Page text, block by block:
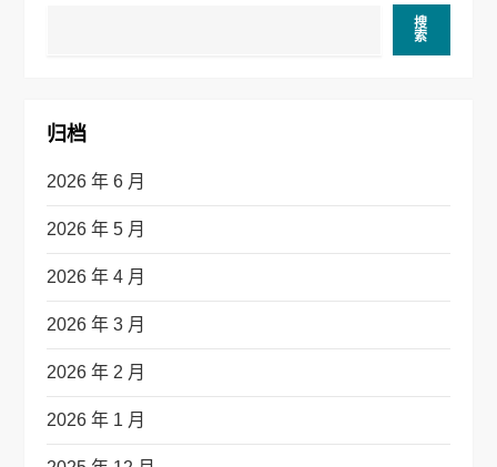
搜
索
归档
2026 年 6 月
2026 年 5 月
2026 年 4 月
2026 年 3 月
2026 年 2 月
2026 年 1 月